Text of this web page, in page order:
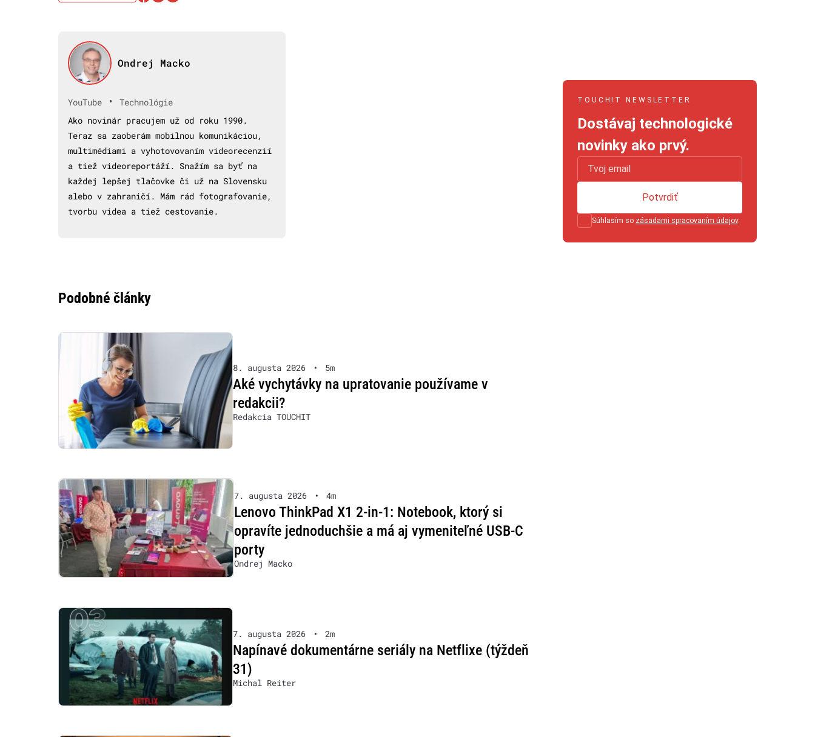
Ondrej Macko
YouTube •
Technológie
Ako novinár pracujem už od roku 1990.
Teraz sa zaoberám mobilnou komunikáciou,
multimédiami a vyhotovovaním videorecenzií
a tiež videoreportáží. Snažím sa byť na
každej lepšej tlačovke či už na Slovensku
alebo v zahraničí. Mám rád fotografovanie,
tvorbu videa a tiež cestovanie.
Podobné články
8. augusta 2026 • 5m
Aké vychytávky na upratovanie používame v
redakcii?
Redakcia TOUCHIT
7. augusta 2026 • 4m
Lenovo ThinkPad X1 2-in-1: Notebook, ktorý si
opravíte jednoduchšie a má aj vymeniteľné USB-C
porty
Ondrej Macko
7. augusta 2026 • 2m
Napínavé dokumentárne seriály na Netflixe (týždeň
31)
Michal Reiter
TOUCHIT NEWSLETTER
Dostávaj technologické
novinky ako prvý.
Súhlasím so zásadami spracovaním údajov.
Potvrdiť